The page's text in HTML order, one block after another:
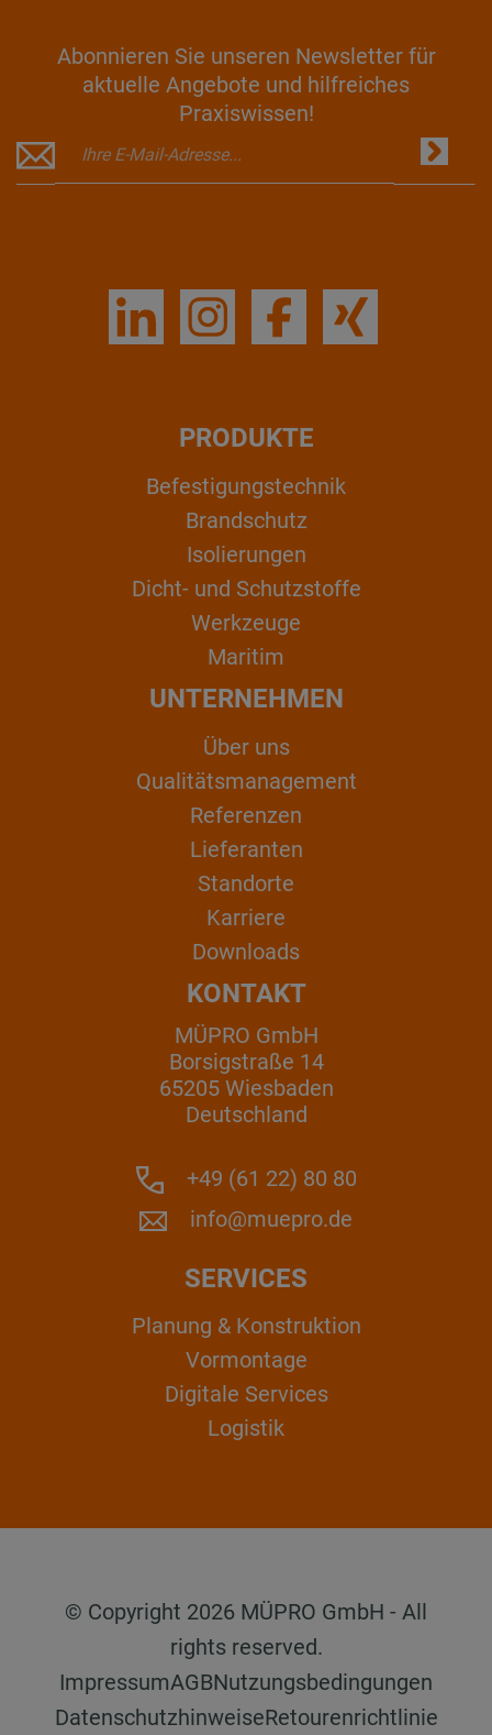
Abonnieren Sie unseren Newsletter für
aktuelle Angebote und hilfreiches
Praxiswissen!
PRODUKTE
Befestigungstechnik
Brandschutz
Isolierungen
Dicht- und Schutzstoffe
Werkzeuge
Maritim
UNTERNEHMEN
Über uns
Qualitätsmanagement
Referenzen
Lieferanten
Standorte
Karriere
Downloads
KONTAKT
MÜPRO GmbH
Borsigstraße 14
65205 Wiesbaden
Deutschland
+49 (61 22) 80 80
info@muepro.de
SERVICES
Planung & Konstruktion
Vormontage
Digitale Services
Logistik
© Copyright 2026 MÜPRO GmbH - All
rights reserved.
ImpressumAGBNutzungsbedingungen
DatenschutzhinweiseRetourenrichtlinie